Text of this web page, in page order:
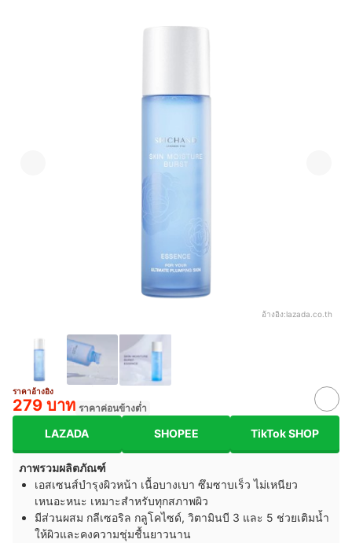
อ้างอิง:lazada.co.th
ราคาอ้างอิง
279 บาท ราคาค่อนข้างต่ำ
LAZADA SHOPEE TikTok SHOP
ภาพรวมผลิตภัณฑ์
เอสเซนส์บำรุงผิวหน้า เนื้อบางเบา ซึมซาบเร็ว ไม่เหนียว
เหนอะหนะ เหมาะสำหรับทุกสภาพผิว
มีส่วนผสม กลีเซอริล กลูโคไซด์, วิตามินบี 3 และ 5 ช่วยเติมน้ำ
ให้ผิวและคงความชุ่มชื้นยาวนาน